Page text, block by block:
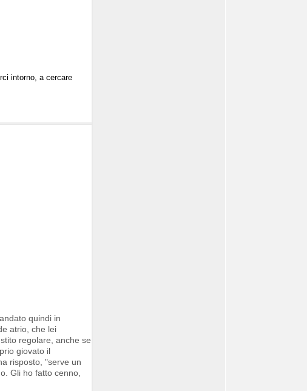
intorno, a cercare
quindi in
atrio, che lei
regolare, anche se
giovato il
risposto, "serve un
Gli ho fatto cenno,